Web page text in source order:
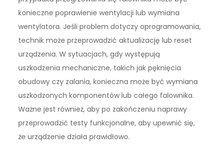
konieczne poprawienie wentylacji lub wymiana
wentylatora. Jeśli problem dotyczy oprogramowania,
technik może przeprowadzić aktualizację lub reset
urządzenia. W sytuacjach, gdy występują
uszkodzenia mechaniczne, takich jak pęknięcia
obudowy czy zalania, konieczna może być wymiana
uszkodzonych komponentów lub całego falownika.
Ważne jest również, aby po zakończeniu naprawy
przeprowadzić testy funkcjonalne, aby upewnić się,
że urządzenie działa prawidłowo.